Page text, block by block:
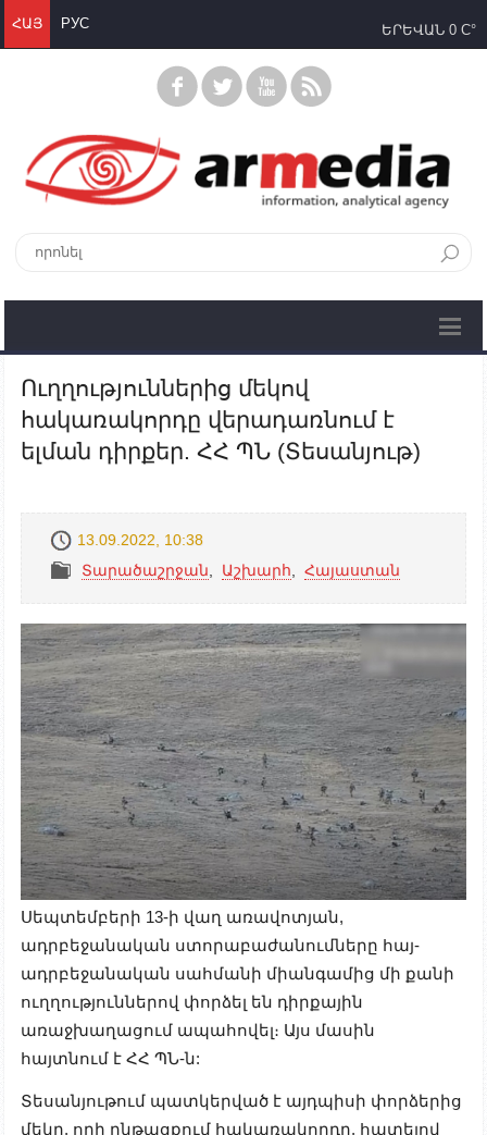
ՀԱՅ РУС ԵՐԵՎԱՆ 0 C°
Ուղղություններից մեկով
հակառակորդը վերադառնում է
ելման դիրքեր. ՀՀ ՊՆ (Տեսանյութ)
13.09.2022, 10:38
Տարածաշրջան
Աշխարհ Հայաստան
Սեպտեմբերի 13-ի վաղ առավոտյան,
ադրբեջանական ստորաբաժանումները հայ-
ադրբեջանական սահմանի միանգամից մի քանի
ուղղություններով փորձել են դիրքային
առաջխաղացում ապահովել։ Այս մասին
հայտնում է ՀՀ ՊՆ-ն:
Տեսանյութում պատկերված է այդպիսի փորձերից
մեկը, որի ընթացքում հակառակորդը, հատելով